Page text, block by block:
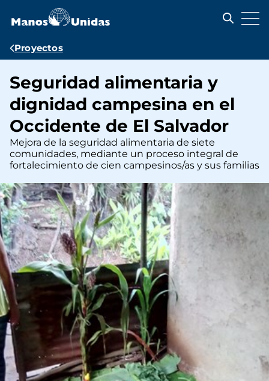
contenido
Ruta
navegación
Proyectos
Seguridad alimentaria y
dignidad campesina en el
Occidente de El Salvador
Mejora de la seguridad alimentaria de siete
comunidades, mediante un proceso integral de
fortalecimiento de cien campesinos/as y sus familias